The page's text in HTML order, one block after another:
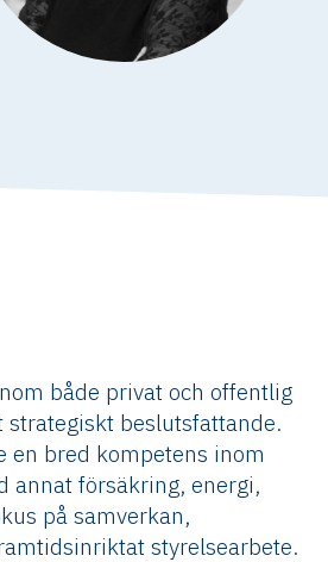
både privat och offentlig
beslutsfattande.
en bred kompetens inom
annat försäkring, energi,
på samverkan,
styrelsearbete.